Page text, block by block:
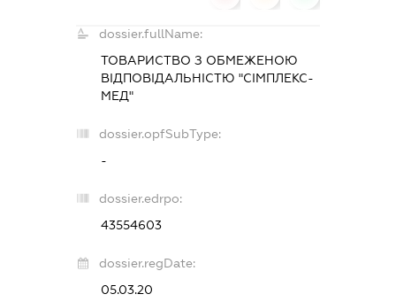
dossier.fullName:
ТОВАРИСТВО З ОБМЕЖЕНОЮ
ВІДПОВІДАЛЬНІСТЮ "СІМПЛЕКС-
МЕД"
dossier.opfSubType:
-
dossier.edrpo:
43554603
dossier.regDate:
05.03.20